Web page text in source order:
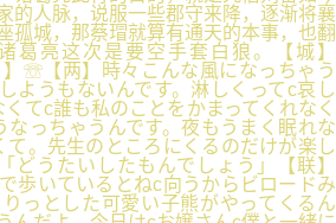
的人脉，说服一些郡守来降，逐渐将襄
孤城，那蔡瑁就算有通天的本事，也翻
葛亮这次是要空手套白狼。【城】
☏【两】時々こんな風になっちゃう
ようもないんです。淋しくってc哀し
てc誰も私のことをかまってくれなく
なっちゃうんです。夜もうまく眠れな
て。先生のところにくるのだけが楽し
どうたいしたもんでしょう」【联】
歩いているとねc向うからビロードみ
っとした可愛い子熊がやってくるん